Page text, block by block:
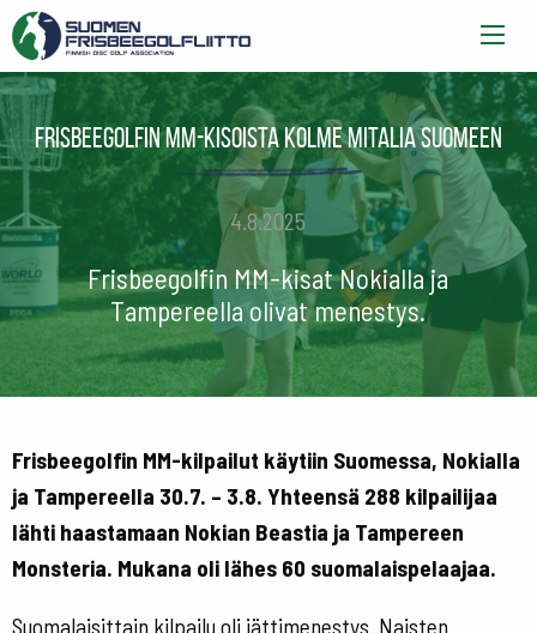
Frisbeegolfin MM-kisoista kolme mitalia Suomeen
4.8.2025
Frisbeegolfin MM-kisat Nokialla ja
Tampereella olivat menestys.
Frisbeegolfin MM-kilpailut käytiin Suomessa, Nokialla
ja Tampereella 30.7. – 3.8. Yhteensä 288 kilpailijaa
lähti haastamaan Nokian Beastia ja Tampereen
Monsteria. Mukana oli lähes 60 suomalaispelaajaa.
Suomalaisittain kilpailu oli jättimenestys. Naisten